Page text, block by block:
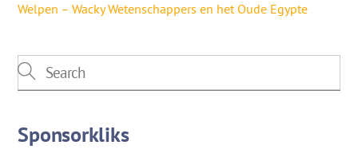
Welpen – Wacky Wetenschappers en het Oude Egypte
Sponsorkliks